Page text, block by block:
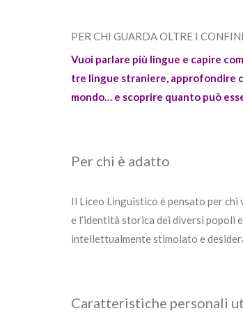
PER CHI GUARDA OLTRE I CONFINI
Vuoi parlare più lingue e capire
tre lingue straniere, approfondire
mondo… e scoprire quanto può
Per chi è adatto
Il Liceo Linguistico è pensato per
e l’identità storica dei diversi popoli
intellettualmente stimolato e
Caratteristiche personali